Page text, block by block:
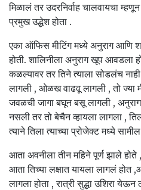
मिळालं तर उदरनिर्वाह चालवायचा
प्रमुख उद्धेश होता .
एका ऑफिस मीटिंग मध्ये अनुराग आणि
होती. शालिनीला अनुराग खूप आवडला
कळल्यावर तर तिने त्याला सोडलंच
लागली , ओळख वाढवू लागली , तो ज्या
जवळची जागा बघून बसू लागली ,
नसली तर तो बेचैन व्हायला लागला ,
त्याने तिला त्याच्या प्रोजेक्ट मध्ये
आता अवनीला तीन महिने पूर्ण झाले
आता तिच्या लक्षात यायला लागलं होत
लागला होता , रात्री सुद्धा उशिरा